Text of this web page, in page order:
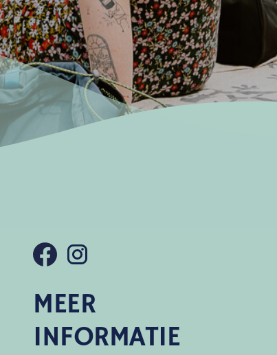
MEER
INFORMATIE